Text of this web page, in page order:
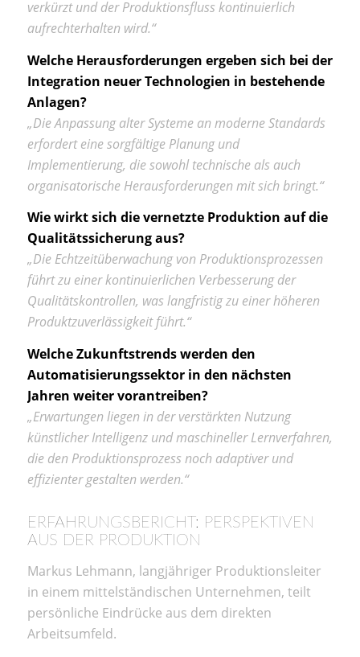
verkürzt und der Produktionsfluss kontinuierlich
aufrechterhalten wird.“
Welche Herausforderungen ergeben sich bei der
Integration neuer Technologien in bestehende
Anlagen?
„Die Anpassung alter Systeme an moderne Standards
erfordert eine sorgfältige Planung und
Implementierung, die sowohl technische als auch
organisatorische Herausforderungen mit sich bringt.“
Wie wirkt sich die vernetzte Produktion auf die
Qualitätssicherung aus?
„Die Echtzeitüberwachung von Produktionsprozessen
führt zu einer kontinuierlichen Verbesserung der
Qualitätskontrollen, was langfristig zu einer höheren
Produktzuverlässigkeit führt.“
Welche Zukunftstrends werden den
Automatisierungssektor in den nächsten
Jahren weiter vorantreiben?
„Erwartungen liegen in der verstärkten Nutzung
künstlicher Intelligenz und maschineller Lernverfahren,
die den Produktionsprozess noch adaptiver und
effizienter gestalten werden.“
ERFAHRUNGSBERICHT: PERSPEKTIVEN
AUS DER PRODUKTION
Markus Lehmann, langjähriger Produktionsleiter
in einem mittelständischen Unternehmen, teilt
persönliche Eindrücke aus dem direkten
Arbeitsumfeld.